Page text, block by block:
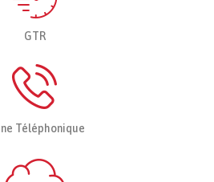
GTR
Téléphonique